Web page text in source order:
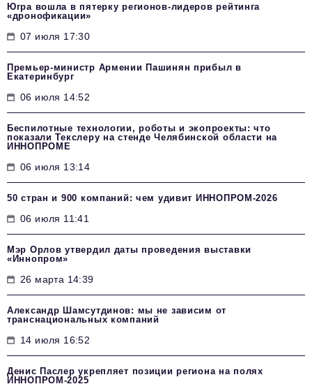
Югра вошла в пятерку регионов-лидеров рейтинга
«дронофикации»
07 июля 17:30
Премьер-министр Армении Пашинян прибыл в
Екатеринбург
06 июля 14:52
Беспилотные технологии, роботы и экопроекты: что
показали Текслеру на стенде Челябинской области на
ИННОПРОМЕ
06 июля 13:14
50 стран и 900 компаний: чем удивит ИННОПРОМ‑2026
06 июля 11:41
Мэр Орлов утвердил даты проведения выставки
«Иннопром»
26 марта 14:39
Александр Шамсутдинов: мы не зависим от
транснациональных компаний
14 июля 16:52
Денис Паслер укрепляет позиции региона на полях
ИННОПРОМ-2025